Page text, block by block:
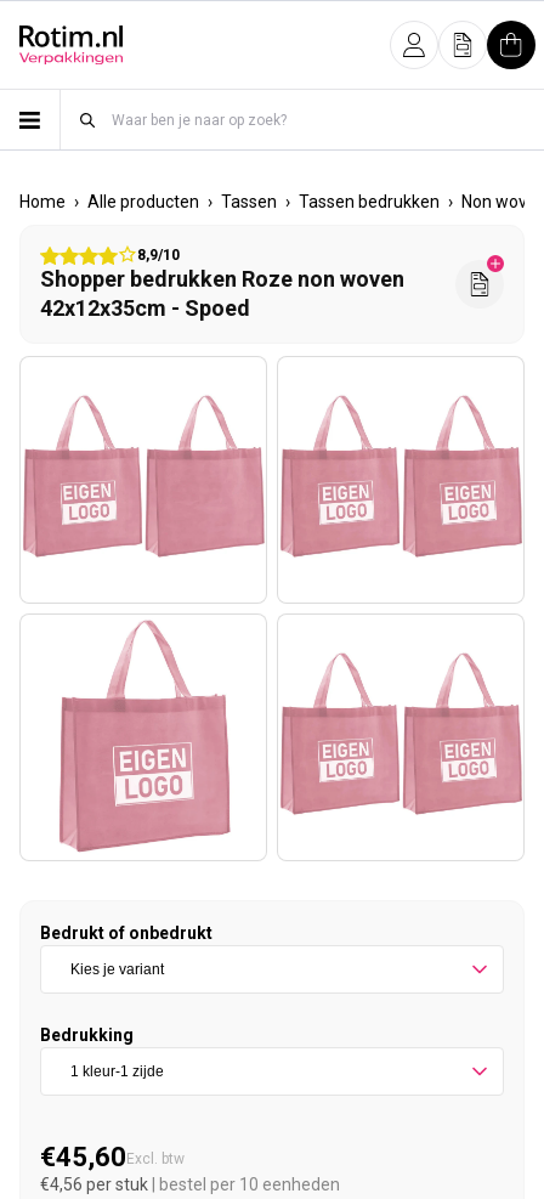
InloggenOfferte
Home › Alle producten › Tassen › Tassen bedrukken › Non
8,9/10
Shopper bedrukken Roze non woven
42x12x35cm - Spoed
Bedrukt of onbedrukt
Bedrukking
Normale prijs
€45,60 Excl. btw
€4,56 per stuk | bestel per 10 eenheden